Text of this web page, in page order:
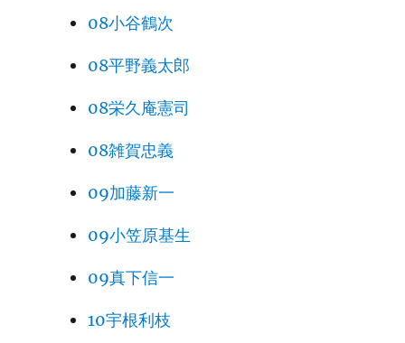
08小谷鶴次
08平野義太郎
08栄久庵憲司
08雑賀忠義
09加藤新一
09小笠原基生
09真下信一
10宇根利枝